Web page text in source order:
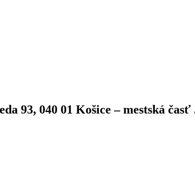
93, 040 01 Košice – mestská časť